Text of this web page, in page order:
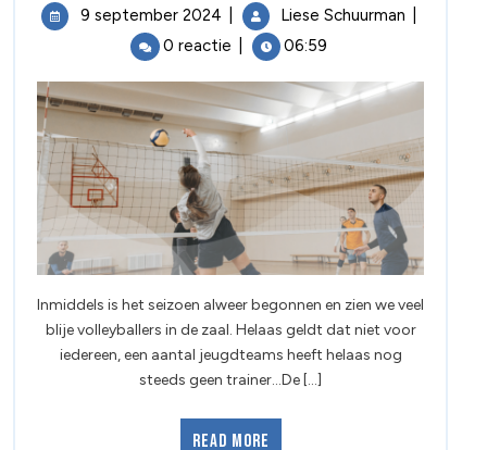
9 september 2024 Liese Schuurman
0 reactie
06:59
Inmiddels is het seizoen alweer begonnen en zien we veel
blije volleyballers in de zaal. Helaas geldt dat niet voor
iedereen, een aantal jeugdteams heeft helaas nog
steeds geen trainer…De [...]
Read More